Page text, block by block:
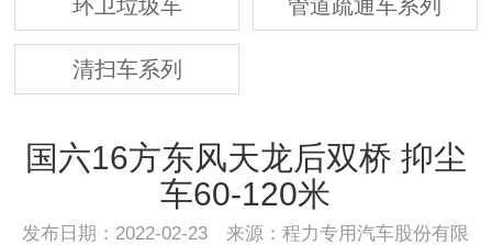
环卫垃圾车 管道疏通车系列
清扫车系列
国六16方东风天龙后双桥 抑尘
车60-120米
发布日期：2022-02-23 来源：程力专用汽车股份有限